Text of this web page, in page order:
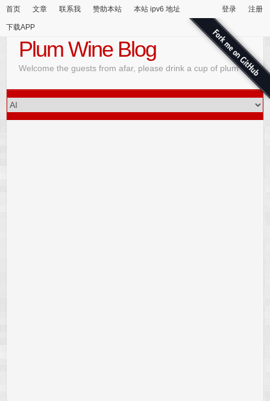
首页 文章 联系我 赞助本站 本站 ipv6 地址
下载APP
登录 注册
Plum Wine Blog
Welcome the guests from afar, please drink a cup of plum wine